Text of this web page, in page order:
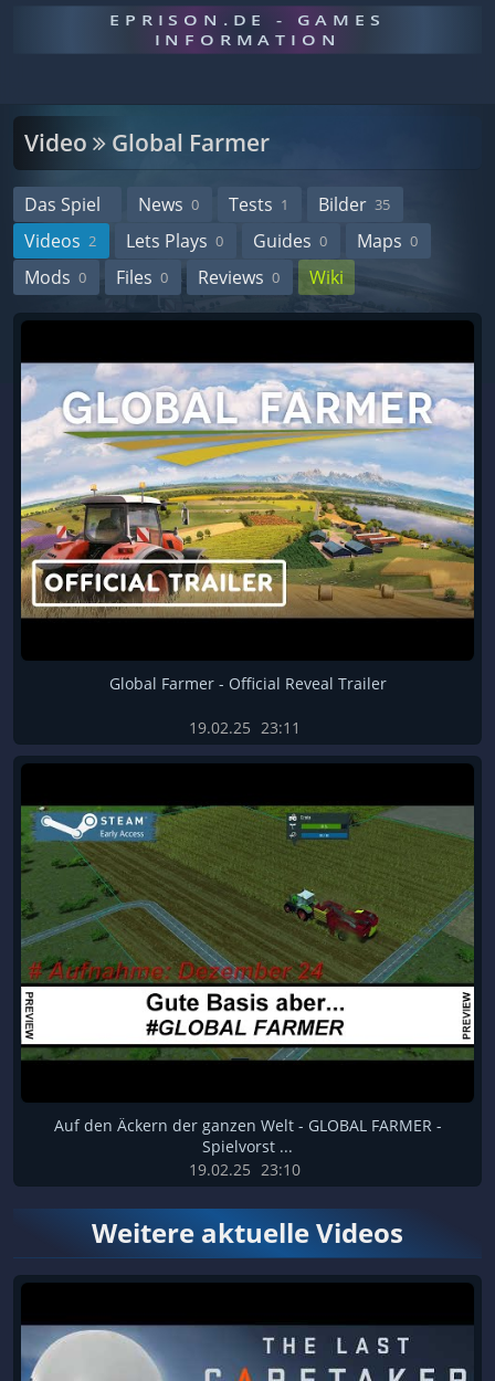
EPRISON.DE - GAMES
INFORMATION
Video Global Farmer
Das Spiel News 0 Tests 1 Bilder 35
Videos 2 Lets Plays 0 Guides 0 Maps 0
Mods 0 Files 0 Reviews 0 Wiki
Global Farmer - Official Reveal Trailer
19.02.25 23:11
Auf den Äckern der ganzen Welt - GLOBAL FARMER -
Spielvorst ...
19.02.25 23:10
Weitere aktuelle Videos